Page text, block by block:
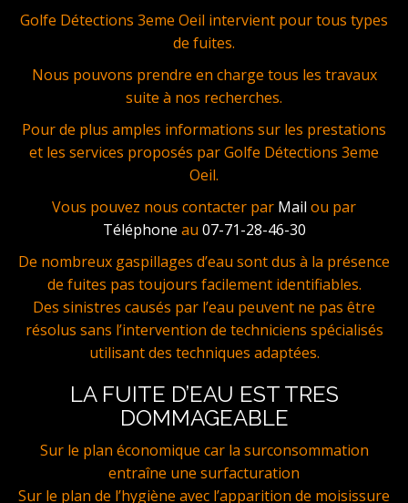
Golfe Détections 3eme Oeil intervient pour tous types
de fuites.
Nous pouvons prendre en charge tous les travaux
suite à nos recherches.
Pour de plus amples informations sur les prestations
et les services proposés par Golfe Détections 3eme
Oeil.
Vous pouvez nous contacter par Mail ou par
Téléphone au 07-71-28-46-30
De nombreux gaspillages d’eau sont dus à la présence
de fuites pas toujours facilement identifiables.
Des sinistres causés par l’eau peuvent ne pas être
résolus sans l’intervention de techniciens spécialisés
utilisant des techniques adaptées.
LA FUITE D’EAU EST TRES
DOMMAGEABLE
Sur le plan économique car la surconsommation
entraîne une surfacturation
Sur le plan de l’hygiène avec l’apparition de moisissure